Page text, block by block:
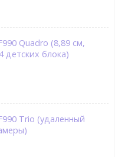
Quadro (8,89 см,
детских блока)
Trio (удаленный